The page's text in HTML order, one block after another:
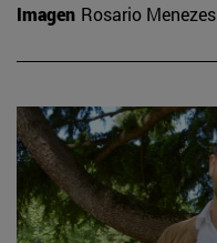
Imagen Rosario Menezes